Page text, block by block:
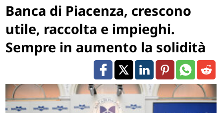
Banca di Piacenza, crescono
utile, raccolta e impieghi.
Sempre in aumento la solidità